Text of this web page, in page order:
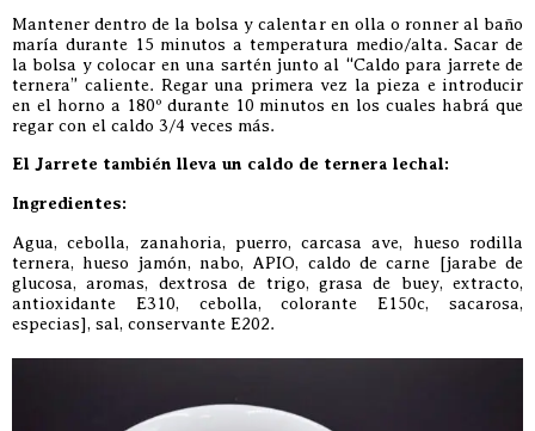
Mantener dentro de la bolsa y calentar en olla o ronner al baño
maría durante 15 minutos a temperatura medio/alta. Sacar de
la bolsa y colocar en una sartén junto al “Caldo para jarrete de
ternera” caliente. Regar una primera vez la pieza e introducir
en el horno a 180º durante 10 minutos en los cuales habrá que
regar con el caldo 3/4 veces más.
El Jarrete también lleva un caldo de ternera lechal:
Ingredientes:
Agua, cebolla, zanahoria, puerro, carcasa ave, hueso rodilla
ternera, hueso jamón, nabo, APIO, caldo de carne [jarabe de
glucosa, aromas, dextrosa de trigo, grasa de buey, extracto,
antioxidante E310, cebolla, colorante E150c, sacarosa,
especias], sal, conservante E202.